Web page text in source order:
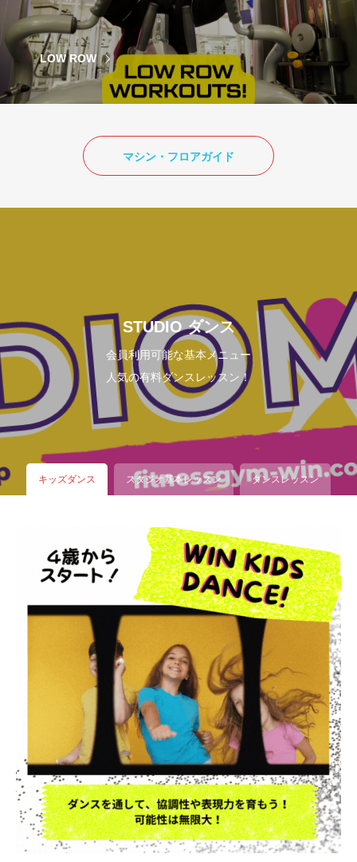
LOW ROW
マシン・フロアガイド
STUDIO ダンス
会員利用可能な基本メニュー
人気の有料ダンスレッスン！
キッズダンス スタジオ基本レッスン ダンスレッスン
スタジオ基本レッスン